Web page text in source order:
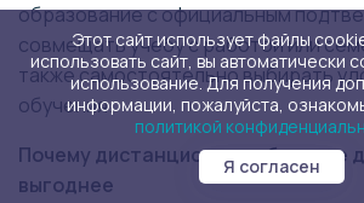
образование с официальным
совмещать учебу с работой или
также самостоятельно выбирать
обучения.
Почему дистанционное обучение
выгоднее
Этот сайт использует файлы
использовать сайт, вы автоматически
использование. Для получения
информации, пожалуйста,
политикой
Я согласен